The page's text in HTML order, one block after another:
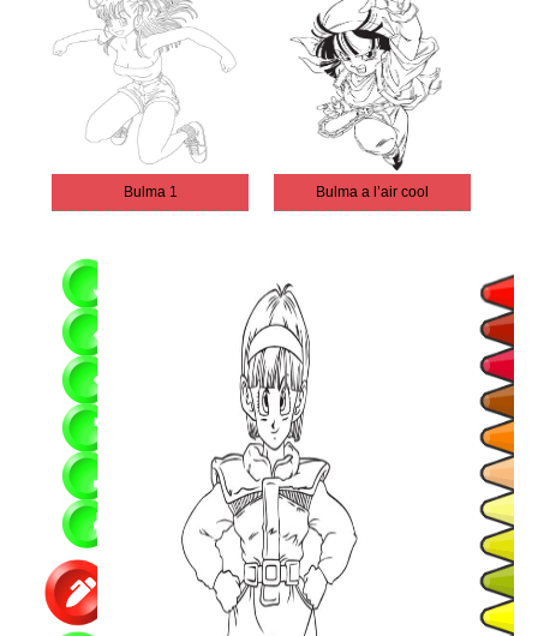
Bulma 1 Bulma a l’air cool